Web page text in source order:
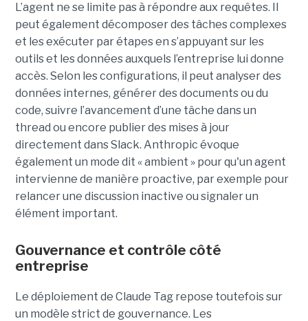
L’agent ne se limite pas à répondre aux requêtes. Il
peut également décomposer des tâches complexes
et les exécuter par étapes en s’appuyant sur les
outils et les données auxquels l’entreprise lui donne
accès. Selon les configurations, il peut analyser des
données internes, générer des documents ou du
code, suivre l’avancement d’une tâche dans un
thread ou encore publier des mises à jour
directement dans Slack. Anthropic évoque
également un mode dit « ambient » pour qu'un agent
intervienne de manière proactive, par exemple pour
relancer une discussion inactive ou signaler un
élément important.
Gouvernance et contrôle côté
entreprise
Le déploiement de Claude Tag repose toutefois sur
un modèle strict de gouvernance. Les